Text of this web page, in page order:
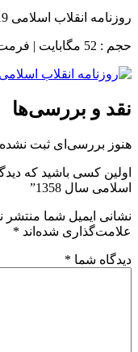
روزنامه انقلاب اسلامی 19 آذر سال 1358
حجم : 52 مگابایت | فرمت : pdf
نقد و بررسی‌ها
هنوز بررسی‌ای ثبت
اولین کسی باشید که
اسلامی سال 1358”
نشانی ایمیل شما منتشر
علامت‌گذاری شده‌اند *
دیدگاه شما *